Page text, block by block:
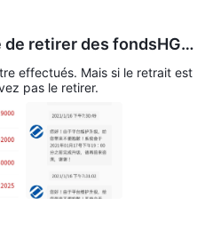
retirer des fondsHGN
effectués. Mais si le retrait est
pas le retirer.